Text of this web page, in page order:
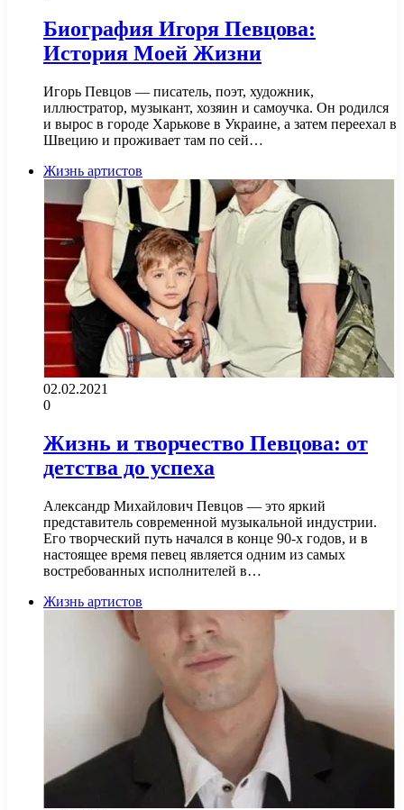
Биография Игоря Певцова:
История Моей Жизни
Игорь Певцов — писатель, поэт, художник,
иллюстратор, музыкант, хозяин и самоучка. Он родился
и вырос в городе Харькове в Украине, а затем переехал в
Швецию и проживает там по сей…
Жизнь артистов
02.02.2021
0
Жизнь и творчество Певцова: от
детства до успеха
Александр Михайлович Певцов — это яркий
представитель современной музыкальной индустрии.
Его творческий путь начался в конце 90-х годов, и в
настоящее время певец является одним из самых
востребованных исполнителей в…
Жизнь артистов